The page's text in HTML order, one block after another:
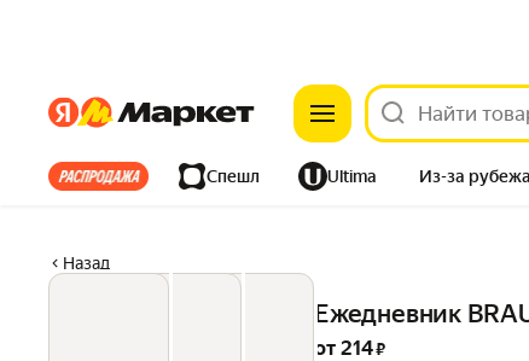
ЯндексЯндекс
Все хиты Спешл Ultima Из-за рубежа
Назад
Ежедневник
от 214 ₽